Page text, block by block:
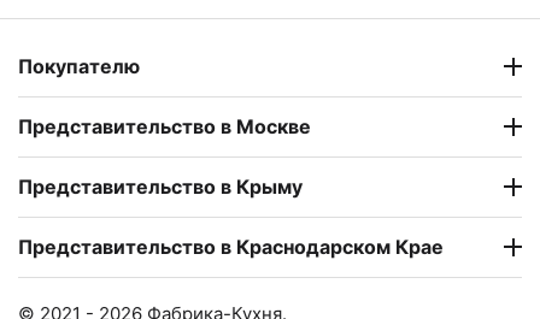
Покупателю
Представительство в Москве
Представительство в Крыму
Представительство в Краснодарском Крае
© 2021 - 2026 Фабрика-Кухня.